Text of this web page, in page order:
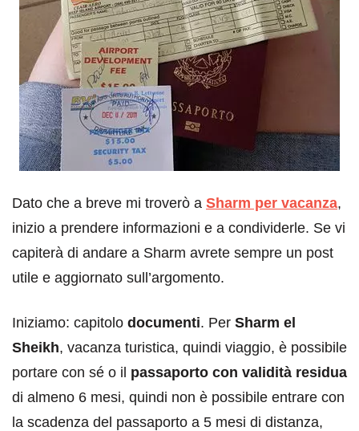
Dato che a breve mi troverò a Sharm per vacanza,
inizio a prendere informazioni e a condividerle. Se vi
capiterà di andare a Sharm avrete sempre un post
utile e aggiornato sull’argomento.
Iniziamo: capitolo documenti. Per Sharm el
Sheikh, vacanza turistica, quindi viaggio, è possibile
portare con sé o il passaporto con validità residua
di almeno 6 mesi, quindi non è possibile entrare con
la scadenza del passaporto a 5 mesi di distanza,